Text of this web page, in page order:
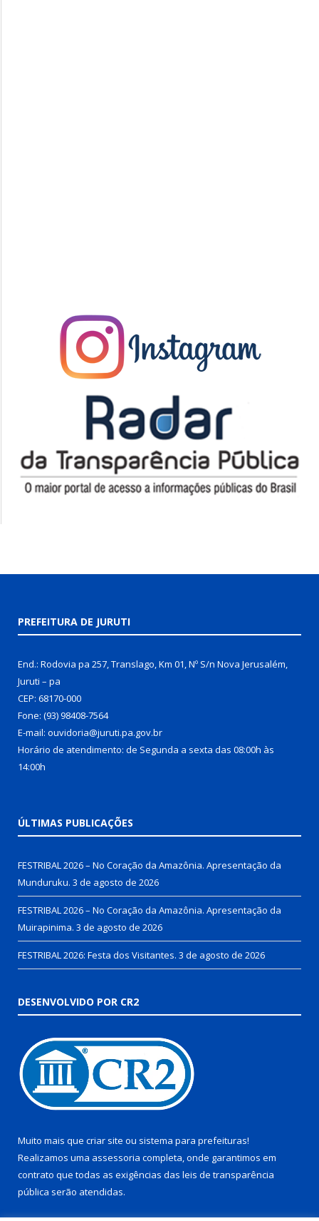
PREFEITURA DE JURUTI
End.: Rodovia pa 257, Translago, Km 01, Nº S/n Nova Jerusalém,
Juruti – pa
CEP: 68170-000
Fone: (93) 98408-7564
E-mail: ouvidoria@juruti.pa.gov.br
Horário de atendimento: de Segunda a sexta das 08:00h às
14:00h
ÚLTIMAS PUBLICAÇÕES
FESTRIBAL 2026 – No Coração da Amazônia. Apresentação da
Munduruku. 3 de agosto de 2026
FESTRIBAL 2026 – No Coração da Amazônia. Apresentação da
Muirapinima. 3 de agosto de 2026
FESTRIBAL 2026: Festa dos Visitantes. 3 de agosto de 2026
DESENVOLVIDO POR CR2
Muito mais que criar site ou sistema para prefeituras!
Realizamos uma assessoria completa, onde garantimos em
contrato que todas as exigências das leis de transparência
pública serão atendidas.